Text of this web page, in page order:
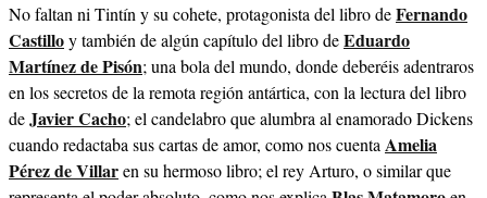
No faltan ni Tintín y su cohete, protagonista del libro deFernando
Castilloy también de algún capítulo del libro deEduardo
Martínez de Pisón; una bola del mundo, donde deberéis adentraros
en los secretos de la remota región antártica, con la lectura del libro
deJavier Cacho; el candelabro que alumbra al enamorado Dickens
cuando redactaba sus cartas de amor, como nos cuenta Amelia
Pérez de Villaren su hermoso libro; el rey Arturo, o similar que